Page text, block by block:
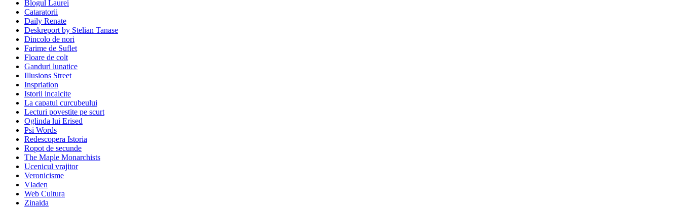
Blogul Laurei
Cataratorii
Daily Renate
Deskreport by Stelian Tanase
Dincolo de nori
Farime de Suflet
Floare de colt
Ganduri lunatice
Illusions Street
Inspriation
Istorii incalcite
La capatul curcubeului
Lecturi povestite pe scurt
Oglinda lui Erised
Psi Words
Redescopera Istoria
Ropot de secunde
The Maple Monarchists
Ucenicul vrajitor
Veronicisme
Vladen
Web Cultura
Zinaida